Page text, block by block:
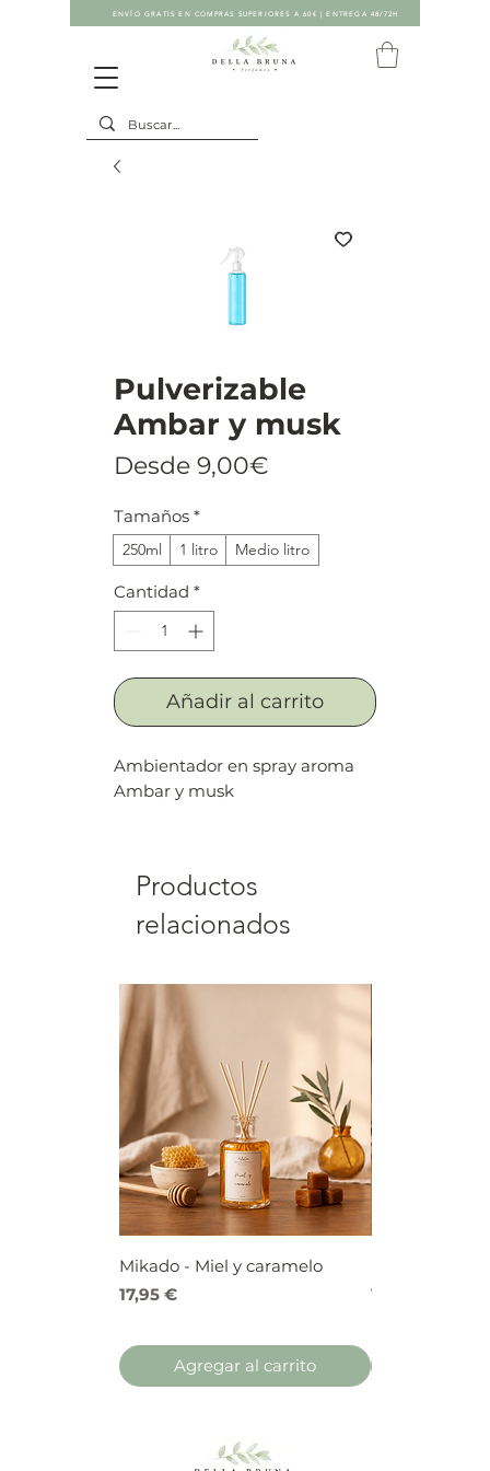
ENVÍO GRATIS EN COMPRAS SUPERIORES A 60€ | ENTREGA 48/72H
Pulverizable
Ambar y musk
Desde 9,00€
Tamaños *
250ml 1 litro Medio litro
Cantidad *
Añadir al carrito
Ambientador en spray aroma
Ambar y musk
Productos
relacionados
Mikado - Miel y caramelo
Precio
17,95 €
Agregar al carrito
Precio
17,95 €